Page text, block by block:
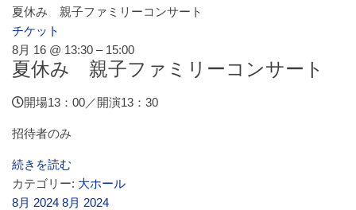
夏休み 親子ファミリーコンサート
チケット
8月 16 @ 13:30 – 15:00
夏休み 親子ファミリーコンサート
開場13：00／開演13：30
招待者のみ
続きを読む
カテゴリー: 大ホール
8月 2024 8月 2024